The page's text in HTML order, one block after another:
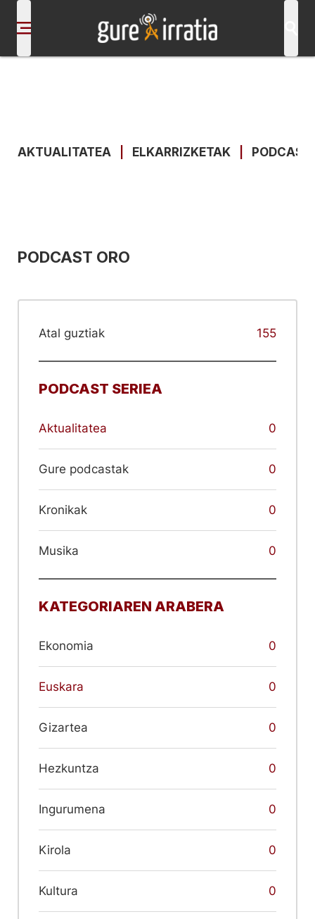
AKTUALITATEA ELKARRIZKETAK
PODCAST ORO
Atal guztiak 155
PODCAST SERIEA
Aktualitatea 0
Gure podcastak 0
Kronikak 0
Musika 0
KATEGORIAREN ARABERA
Ekonomia 0
Euskara 0
Gizartea 0
Hezkuntza 0
Ingurumena 0
Kirola 0
Kultura 0